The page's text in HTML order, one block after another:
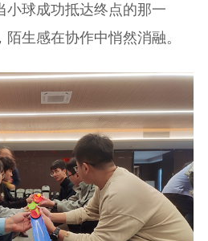
小球成功抵达终点的那一
生感在协作中悄然消融。